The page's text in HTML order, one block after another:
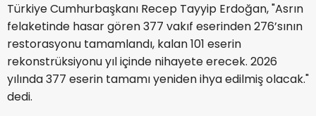
Türkiye Cumhurbaşkanı Recep Tayyip Erdoğan, "Asrın
felaketinde hasar gören 377 vakıf eserinden 276’sının
restorasyonu tamamlandı, kalan 101 eserin
rekonstrüksiyonu yıl içinde nihayete erecek. 2026
yılında 377 eserin tamamı yeniden ihya edilmiş olacak."
dedi.